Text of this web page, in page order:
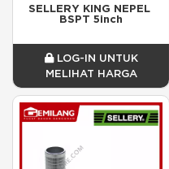
SELLERY KING NEPEL
BSPT 5inch
LOG-IN UNTUK
MELIHAT HARGA